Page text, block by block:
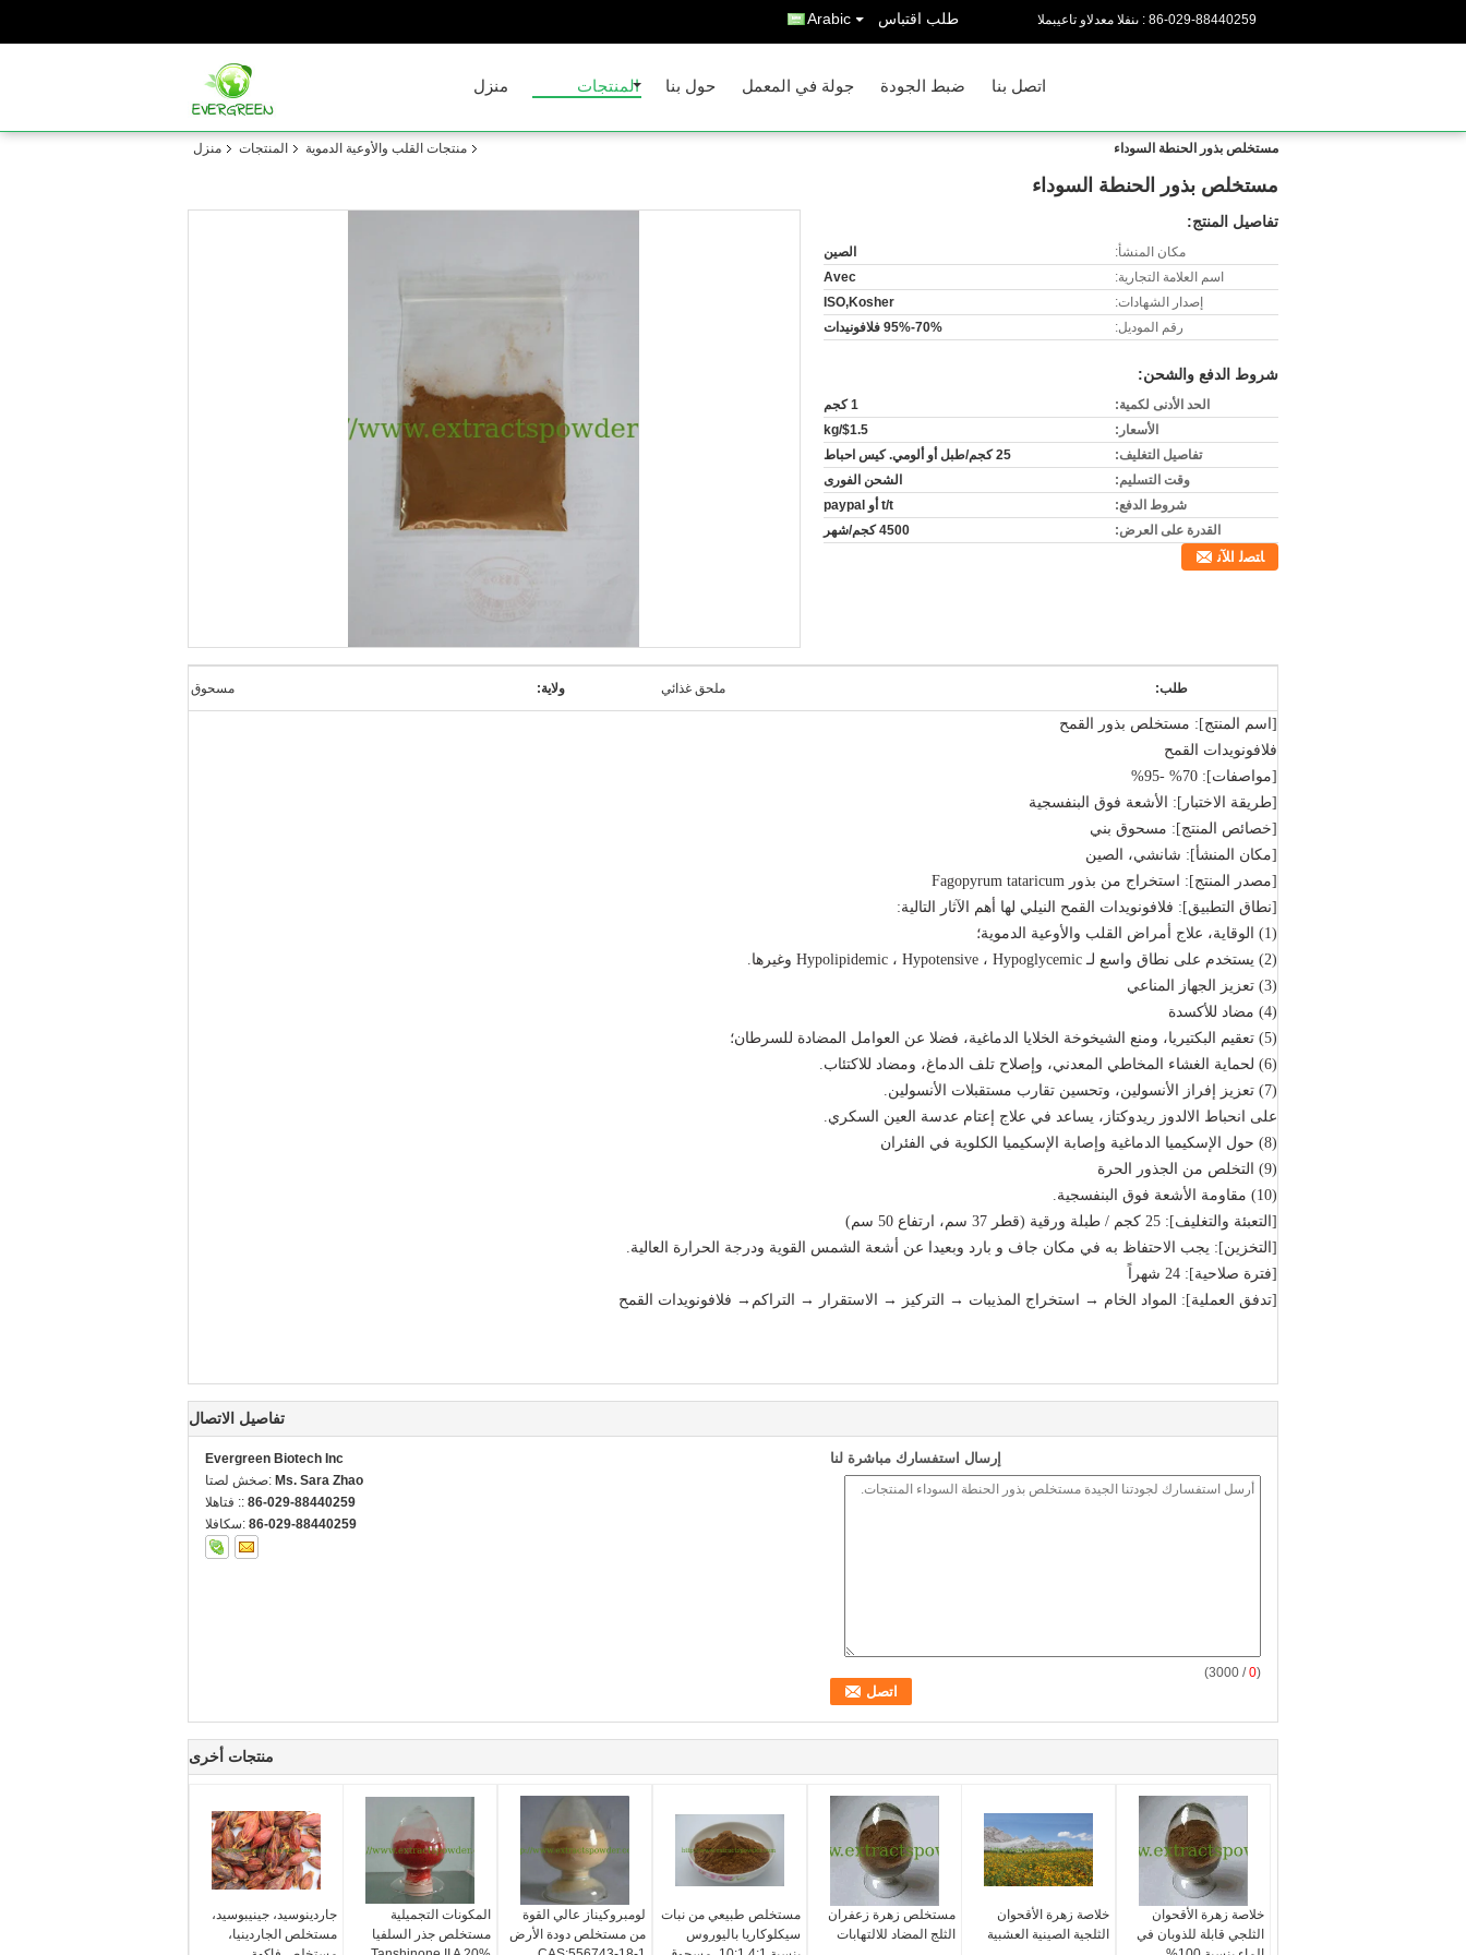
المبيعات والدعم الفنى : 86-029-88440259 طلب اقتباس Arabic
منزل المنتجات حول بنا جولة في المعمل ضبط الجودة اتصل بنا
منزل المنتجات منتجات القلب والأوعية الدموية مستخلص بذور الحنطة السوداء
مستخلص بذور الحنطة السوداء
تفاصيل المنتج:
مكان المنشأ:
الصين
اسم العلامة التجارية:
Avec
إصدار الشهادات:
ISO,Kosher
رقم الموديل:
70%-95% فلافونيدات
شروط الدفع والشحن:
الحد الأدنى لكمية:
1 كجم
الأسعار:
$1.5/kg
تفاصيل التغليف:
25 كجم/طبل أو ألومي. كيس احباط
وقت التسليم:
الشحن الفورى
شروط الدفع:
t/t أو paypal
القدرة على العرض:
4500 كجم/شهر
ﺎﺘﺼﻟ ﺍﻶﻧ
طلب: ملحق غذائي ولاية: مسحوق
[اسم المنتج]: مستخلص بذور القمح
فلافونويدات القمح
[مواصفات]: 70% -95%
[طريقة الاختبار]: الأشعة فوق البنفسجية
[خصائص المنتج]: مسحوق بني
[مكان المنشأ]: شانشي، الصين
[مصدر المنتج]: استخراج من بذور Fagopyrum tataricum
[نطاق التطبيق]: فلافونويدات القمح النيلي لها أهم الآثار التالية:
(1) الوقاية، علاج أمراض القلب والأوعية الدموية؛
(2) يستخدم على نطاق واسع لـ Hypolipidemic ، Hypotensive ، Hypoglycemic وغيرها.
(3) تعزيز الجهاز المناعي
(4) مضاد للأكسدة
(5) تعقيم البكتيريا، ومنع الشيخوخة الخلايا الدماغية، فضلا عن العوامل المضادة للسرطان؛
(6) لحماية الغشاء المخاطي المعدني، وإصلاح تلف الدماغ، ومضاد للاكتئاب.
(7) تعزيز إفراز الأنسولين، وتحسين تقارب مستقبلات الأنسولين.
على انحباط الالدوز ريدوكتاز، يساعد في علاج إعتام عدسة العين السكري.
(8) حول الإسكيميا الدماغية وإصابة الإسكيميا الكلوية في الفئران
(9) التخلص من الجذور الحرة
(10) مقاومة الأشعة فوق البنفسجية.
[التعبئة والتغليف]: 25 كجم / طبلة ورقية (قطر 37 سم، ارتفاع 50 سم)
[التخزين]: يجب الاحتفاظ به في مكان جاف و بارد وبعيدا عن أشعة الشمس القوية ودرجة الحرارة العالية.
[فترة صلاحية]: 24 شهراً
[تدفق العملية]: المواد الخام → استخراج المذيبات → التركيز → الاستقرار → التراكم→ فلافونويدات القمح
تفاصيل الاتصال
Evergreen Biotech Inc
اتصل شخص: Ms. Sara Zhao
الهاتف :: 86-029-88440259
الفاكس: 86-029-88440259
إرسال استفسارك مباشرة لنا
(
0
/ 3000)
منتجات أخرى
جاردينوسيد، جينيبوسيد،
مستخلص الجاردينيا،
المكونات التجميلية
مستخلص جذر السلفيا
لومبروكيناز عالي القوة
من مستخلص دودة الأرض
مستخلص طبيعي من نبات
سيكلوكاريا باليوروس
مستخلص زهرة زعفران
الثلج المضاد للالتهابات
خلاصة زهرة الأقحوان
الثلجية الصينية العشبية
خلاصة زهرة الأقحوان
الثلجي قابلة للذوبان في